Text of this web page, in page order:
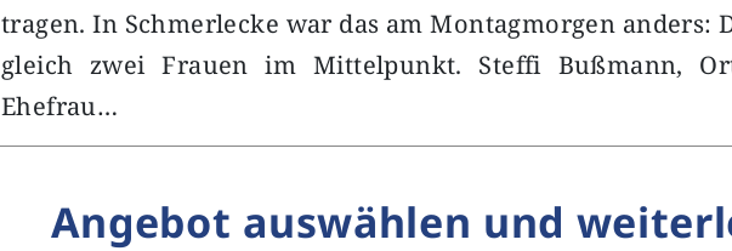
tragen. In Schmerlecke war das am Montagmorgen anders:
gleich zwei Frauen im Mittelpunkt. Steffi Bußmann,
Ehefrau…
Angebot auswählen und